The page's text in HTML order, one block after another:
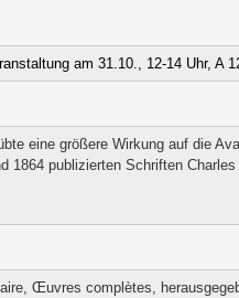
am 31.10., 12-14 Uhr, A
eine größere Wirkung auf die
1864 publizierten Schriften
Œuvres complètes,